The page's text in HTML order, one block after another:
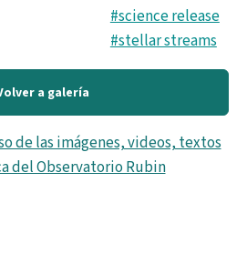
#science release
#stellar streams
a galería
de las imágenes, videos, textos
del Observatorio Rubin